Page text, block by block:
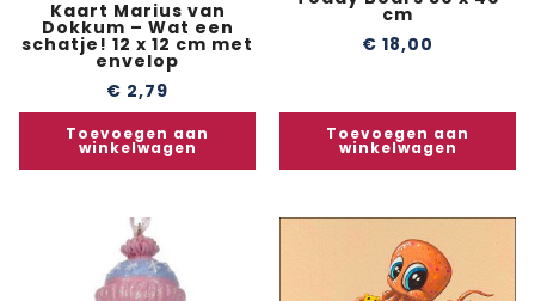
Kaart Marius van
Dokkum – Wat een
schatje! 12 x 12 cm met
envelop
€ 2,79
Toevoegen aan
winkelwagen
cm
€ 18,00
Toevoegen aan
winkelwagen